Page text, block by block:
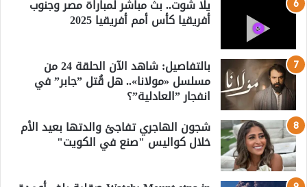
يلا شوت.. بث مباشر لمباراة مصر وجنوب
أفريقيا كأس أمم أفريقيا 2025
بالتفاصيل: شاهد الآن الحلقة 24 من
مسلسل «مولانا».. هل قُتل ”جابر” في
انفجار ”العادلية”؟
شجون الهاجري تفاجئ والدتها بعيد الأم
خلال كواليس "صنع في الكويت"